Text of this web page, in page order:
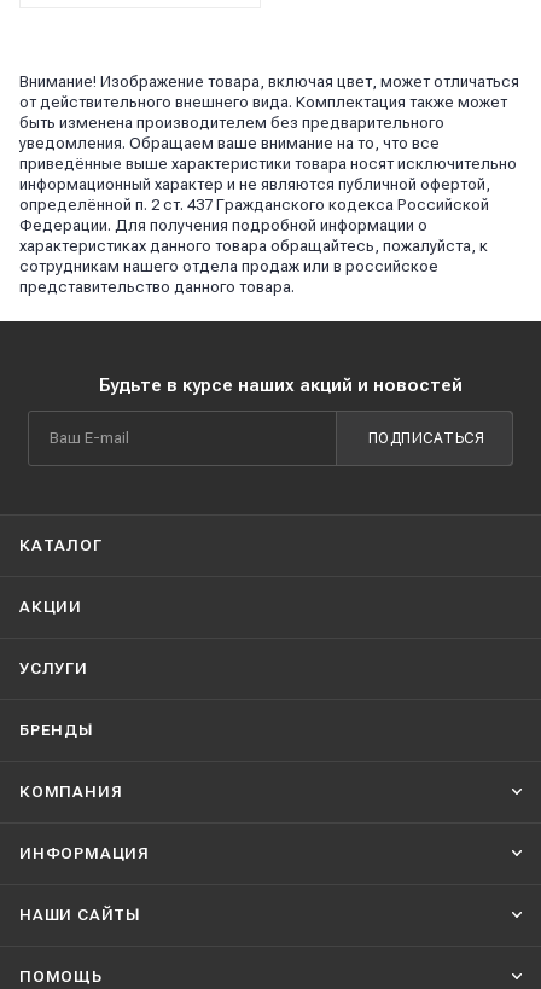
Внимание! Изображение товара, включая цвет, может отличаться
от действительного внешнего вида. Комплектация также может
быть изменена производителем без предварительного
уведомления. Обращаем ваше внимание на то, что все
приведённые выше характеристики товара носят исключительно
информационный характер и не являются публичной офертой,
определённой п. 2 ст. 437 Гражданского кодекса Российской
Федерации. Для получения подробной информации о
характеристиках данного товара обращайтесь, пожалуйста, к
сотрудникам нашего отдела продаж или в российское
представительство данного товара.
Будьте в курсе наших акций и новостей
ПОДПИСАТЬСЯ
КАТАЛОГ
АКЦИИ
УСЛУГИ
БРЕНДЫ
КОМПАНИЯ
ИНФОРМАЦИЯ
НАШИ CАЙТЫ
ПОМОЩЬ